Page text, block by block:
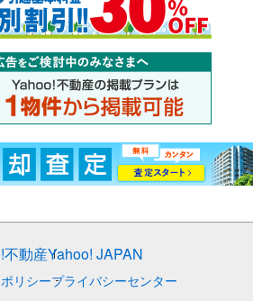
不動産Yahoo! JAPAN
リシープライバシーセンター